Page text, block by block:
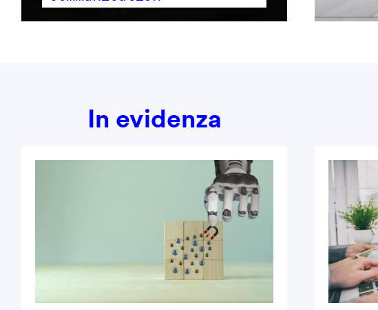
In evidenza